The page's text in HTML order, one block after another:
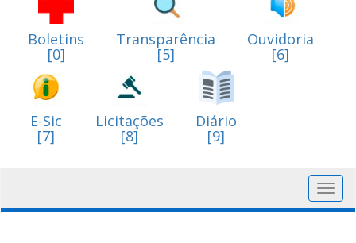
Boletins
[0]
Transparência
[5]
Ouvidoria
[6]
E-Sic
[7]
Licitações
[8]
Diário
[9]